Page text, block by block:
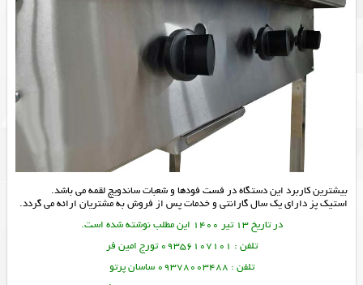
بیشترین کاربرد این دستگاه در فست فودها و شعبات ساندویچ لقمه می باشد.
استیک پزدارای یک سال گارانتی و خدمات پس از فروش به مشتریان ارائه می گردد.
در تاریخ 13 تیر 1400 این مطلب نوشته شده است.
تلفن : 09356107101 تورج امین فر
تلفن : 09378003488 ساسان پرتو